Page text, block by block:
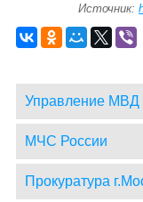
Источник:
Управление МВД
МЧС России
Прокуратура